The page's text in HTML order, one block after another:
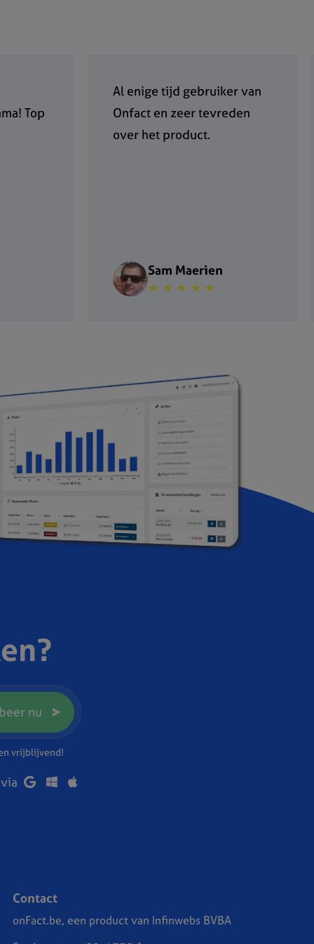
Top
Al enige tijd gebruiker van
Onfact en zeer tevreden
over het product.
Sam Maerien
★ ★ ★ ★ ★
nu
vrijblijvend!
Contact
onFact.be, een product van Infinwebs BVBA